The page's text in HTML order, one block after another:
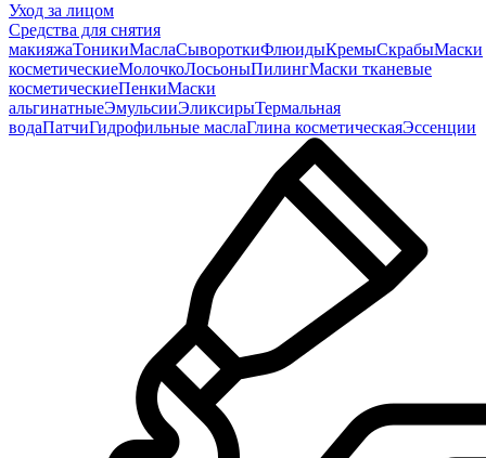
Уход за лицом
Средства для снятия
макияжаТоникиМаслаСывороткиФлюидыКремыСкрабыМаски
косметическиеМолочкоЛосьоныПилингМаски тканевые
косметическиеПенкиМаски
альгинатныеЭмульсииЭликсирыТермальная
водаПатчиГидрофильные маслаГлина косметическаяЭссенции